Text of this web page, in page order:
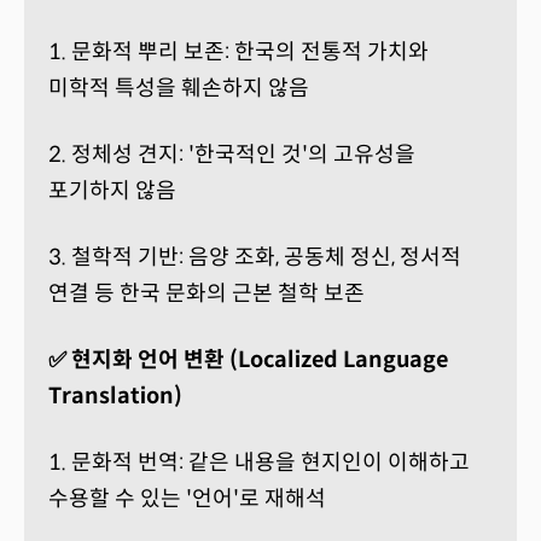
1. 문화적 뿌리 보존: 한국의 전통적 가치와
미학적 특성을 훼손하지 않음
2. 정체성 견지: '한국적인 것'의 고유성을
포기하지 않음
3. 철학적 기반: 음양 조화, 공동체 정신, 정서적
연결 등 한국 문화의 근본 철학 보존
✅ 현지화 언어 변환 (Localized Language
Translation)
1. 문화적 번역: 같은 내용을 현지인이 이해하고
수용할 수 있는 '언어'로 재해석